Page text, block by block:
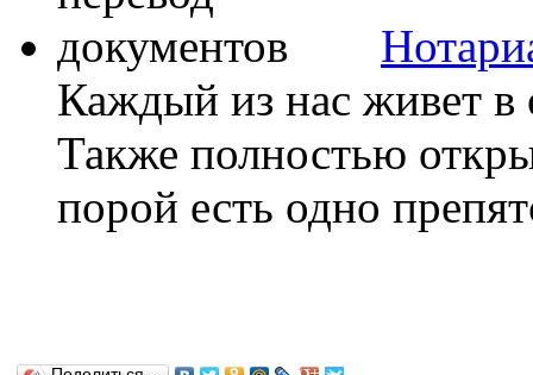
Каждый из нас живет в
Также полностью
порой есть одно